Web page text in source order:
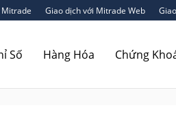
Mitrade Giao dịch với Mitrade Web
Số Hàng Hóa Chứng